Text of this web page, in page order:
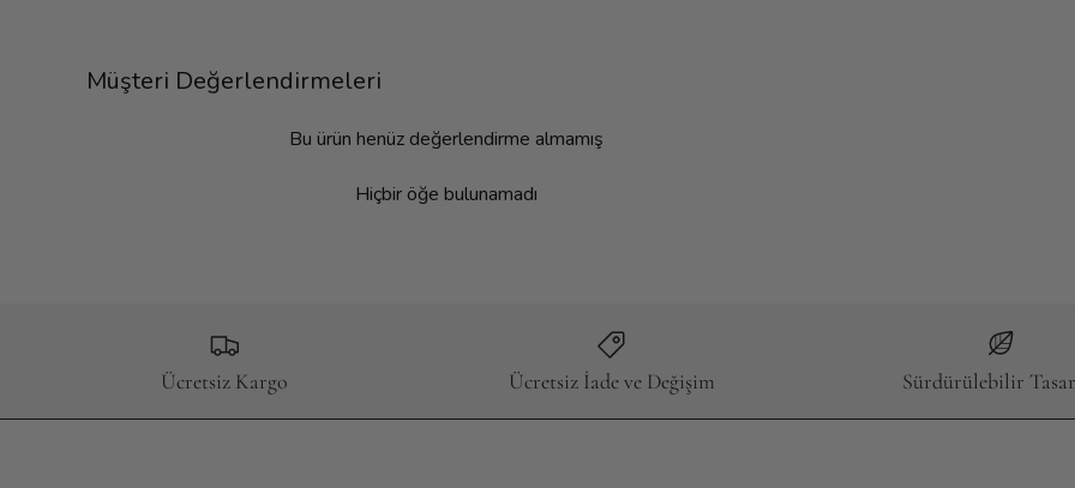
Müşteri Değerlendirmeleri
Bu ürün henüz değerlendirme almamış
Hiçbir öğe bulunamadı
Ücretsiz Kargo Ücretsiz İade ve Değişim Sürdürülebilir